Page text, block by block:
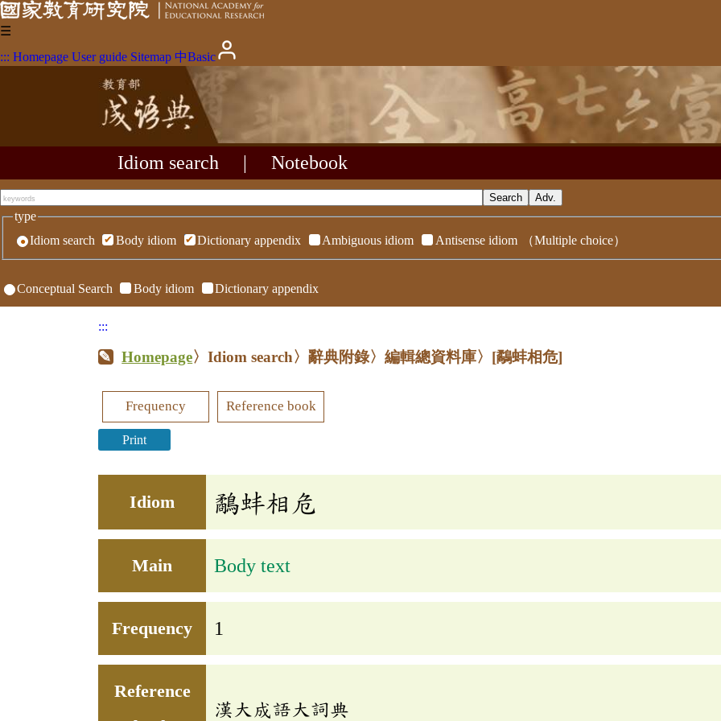
☰
::: Homepage User guide Sitemap 中Basic
Idiom search Notebook
type
Idiom search
Body idiom Dictionary appendix Ambiguous idiom Antisense idiom （Multiple choice）
Conceptual Search Body idiom Dictionary appendix
:::
Homepage〉Idiom search〉辭典附錄〉編輯總資料庫〉 [鷸蚌相危]
Frequency Reference book
Print
Idiom 鷸蚌相危
Main Body text
Frequency 1
Reference
漢大成語大詞典